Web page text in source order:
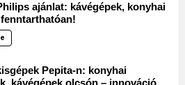
ajánlat: kávégépek, konyhai
Pepita-n: konyhai